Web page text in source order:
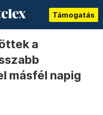
Támogatás
a
másfél napig